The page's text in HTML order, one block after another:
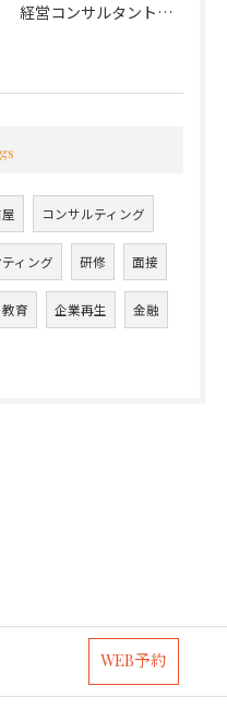
経営コンサルタントのモーちゃん・毛利京申です。
コンサルティング
ィング 研修 面接
教育 企業再生 金融
WEB予約